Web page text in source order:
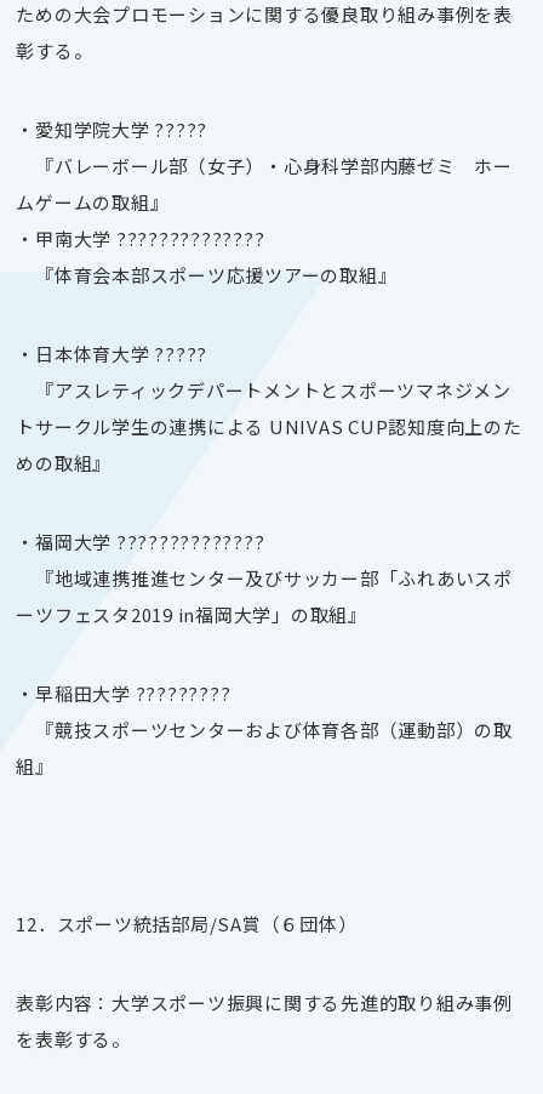
ための大会プロモーションに関する優良取り組み事例を表
彰する。
・愛知学院大学 ?????
『バレーボール部（女子）・心身科学部内藤ゼミ ホー
ムゲームの取組』
・甲南大学 ??????????????
『体育会本部スポーツ応援ツアーの取組』
・日本体育大学 ?????
『アスレティックデパートメントとスポーツマネジメン
トサークル学生の連携による UNIVAS CUP認知度向上のた
めの取組』
・福岡大学 ??????????????
『地域連携推進センター及びサッカー部「ふれあいスポ
ーツフェスタ2019 in福岡大学」の取組』
・早稲田大学 ?????????
『競技スポーツセンターおよび体育各部（運動部）の取
組』
12．スポーツ統括部局/SA賞（６団体）
表彰内容：大学スポーツ振興に関する先進的取り組み事例
を表彰する。